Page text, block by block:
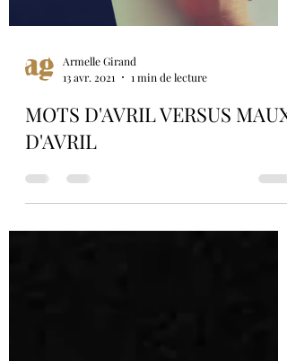
13 avr. 2021
1 min de lecture
MOTS D'AVRIL VERSUS MAUX
D'AVRIL